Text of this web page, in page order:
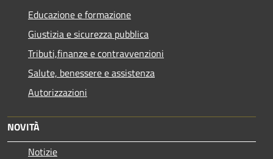
Educazione e formazione
Giustizia e sicurezza pubblica
Tributi,finanze e contravvenzioni
Salute, benessere e assistenza
Autorizzazioni
NOVITÀ
Notizie